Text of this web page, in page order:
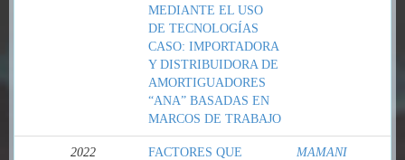
MEDIANTE EL USO
DE TECNOLOGÍAS
CASO: IMPORTADORA
Y DISTRIBUIDORA DE
AMORTIGUADORES
“ANA” BASADAS EN
MARCOS DE TRABAJO
2022
FACTORES QUE
MAMANI